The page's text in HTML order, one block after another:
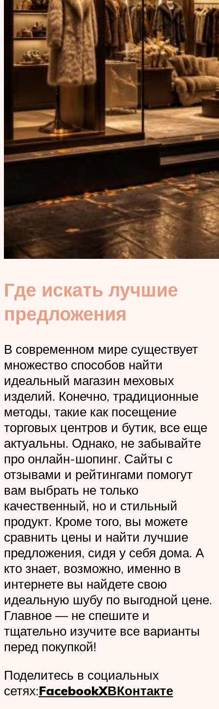
Где искать лучшие
предложения
В современном мире существует
множество способов найти
идеальный магазин меховых
изделий. Конечно, традиционные
методы, такие как посещение
торговых центров и бутик, все еще
актуальны. Однако, не забывайте
про онлайн-шопинг. Сайты с
отзывами и рейтингами помогут
вам выбрать не только
качественный, но и стильный
продукт. Кроме того, вы можете
сравнить цены и найти лучшие
предложения, сидя у себя дома. А
кто знает, возможно, именно в
интернете вы найдете свою
идеальную шубу по выгодной цене.
Главное — не спешите и
тщательно изучите все варианты
перед покупкой!
Поделитесь в социальных
сетях:FacebookXВКонтакте